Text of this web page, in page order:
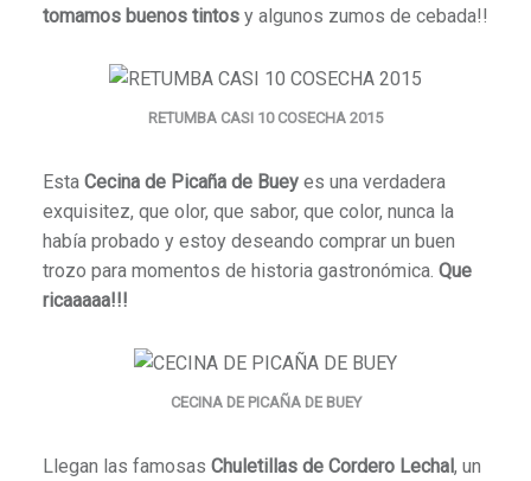
tomamos buenos tintos y algunos zumos de cebada!!
RETUMBA CASI 10 COSECHA 2015
Esta Cecina de Picaña de Bueyes una verdadera
exquisitez, que olor, que sabor, que color, nunca la
había probado y estoy deseando comprar un buen
trozo para momentos de historia gastronómica. Que
ricaaaaa!!!
CECINA DE PICAÑA DE BUEY
Llegan las famosas Chuletillas de Cordero Lechal , un